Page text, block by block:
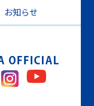
お知らせ